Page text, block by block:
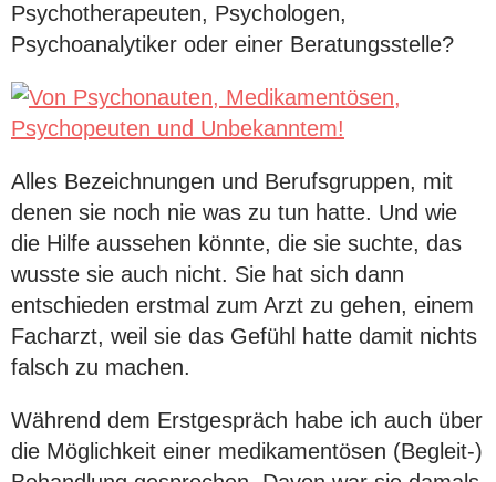
Psychotherapeuten, Psychologen,
Psychoanalytiker oder einer Beratungsstelle?
Alles Bezeichnungen und Berufsgruppen, mit
denen sie noch nie was zu tun hatte. Und wie
die Hilfe aussehen könnte, die sie suchte, das
wusste sie auch nicht. Sie hat sich dann
entschieden erstmal zum Arzt zu gehen, einem
Facharzt, weil sie das Gefühl hatte damit nichts
falsch zu machen.
Während dem Erstgespräch habe ich auch über
die Möglichkeit einer medikamentösen (Begleit-)